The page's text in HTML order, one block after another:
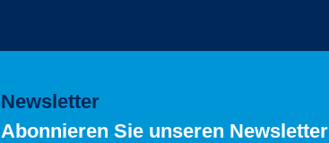
Newsletter
Abonnieren Sie unseren Newsletter